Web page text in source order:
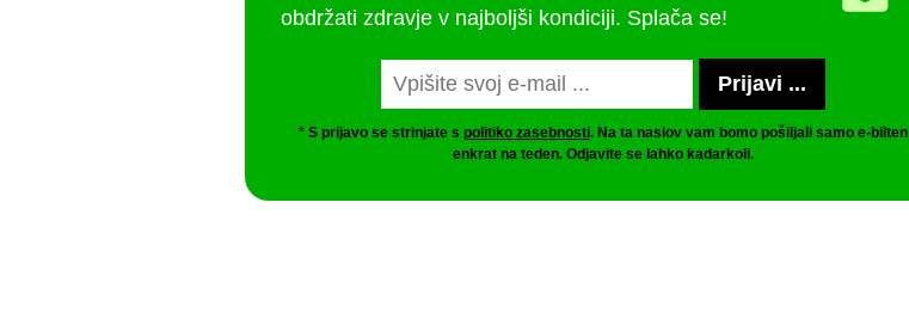
obdržati zdravje v najboljši kondiciji. Splača se!
* S prijavo se strinjate s politiko zasebnosti. Na ta naslov vam bomo pošiljali samo e-bilten
enkrat na teden. Odjavite se lahko kadarkoli.